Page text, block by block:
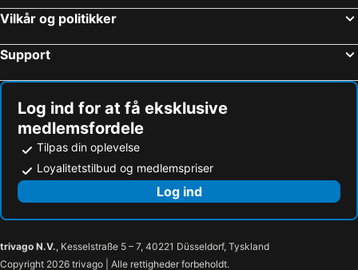
Hoteller – Ganzlin
Hoteller – Trassenheide
Hoteller – Zinnowitz
Hoteller – Kalkhorst
Hoteller – Neustrelitz
Vilkår og politikker
Support
Log ind for at få eksklusive
medlemsfordele
Tilpas din oplevelse
Loyalitetstilbud og medlemspriser
Log ind
trivago N.V., Kesselstraße 5 – 7, 40221 Düsseldorf, Tyskland
Copyright 2026 trivago | Alle rettigheder forbeholdt.